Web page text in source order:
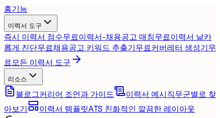
홈기능
이력서 도구
즉시 이력서 점수무료이력서-채용공고 매칭무료이력서 날카
롭게 진단무료채용공고 키워드 추출기무료커버레터 생성기무
료모든 이력서 도구
리소스
블로그커리어 조언과 가이드 이력서 예시직무군별로 찾
아보기
이력서 템플릿ATS 친화적인 깔끔한 레이아웃